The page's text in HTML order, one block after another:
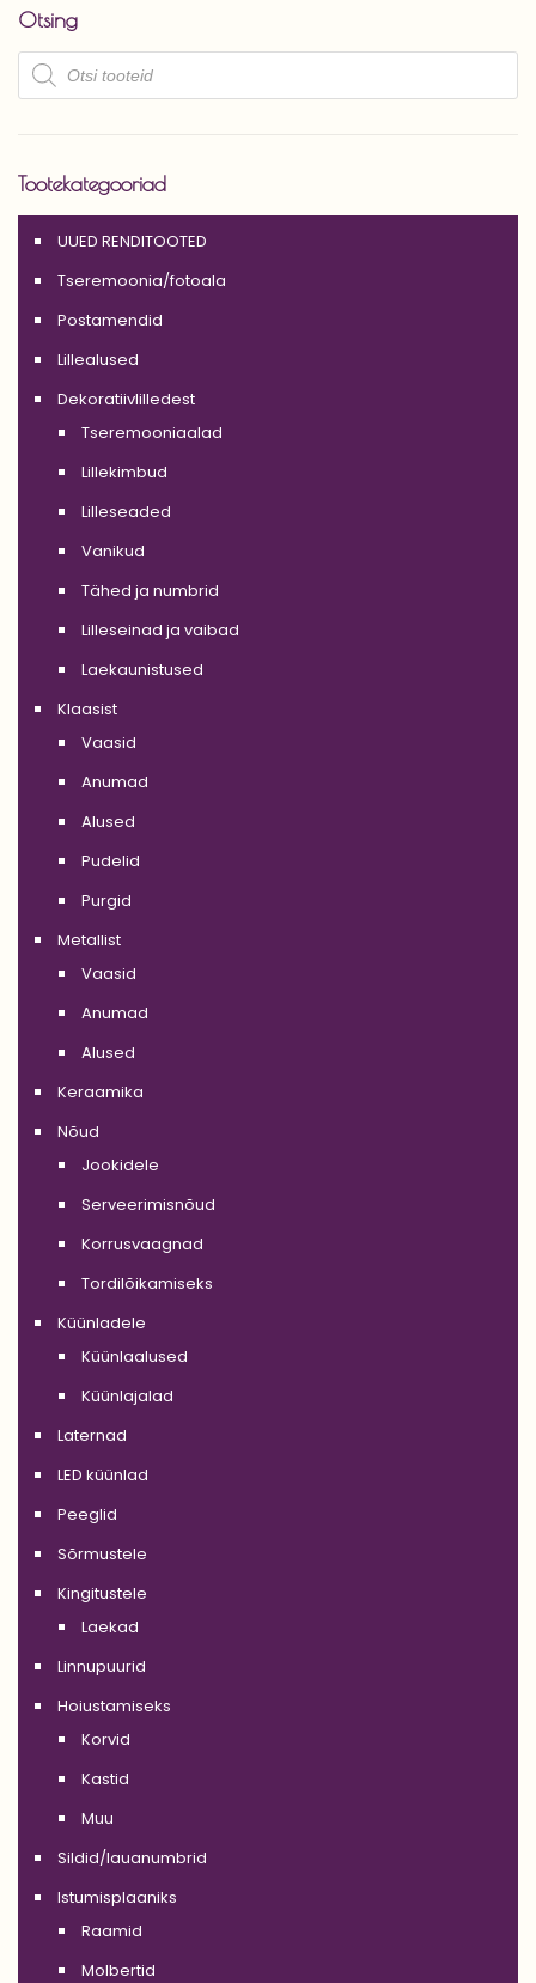
Otsing
Products
search
Tootekategooriad
UUED RENDITOOTED
Tseremoonia/fotoala
Postamendid
Lillealused
Dekoratiivlilledest
Tseremooniaalad
Lillekimbud
Lilleseaded
Vanikud
Tähed ja numbrid
Lilleseinad ja vaibad
Laekaunistused
Klaasist
Vaasid
Anumad
Alused
Pudelid
Purgid
Metallist
Vaasid
Anumad
Alused
Keraamika
Nõud
Jookidele
Serveerimisnõud
Korrusvaagnad
Tordilõikamiseks
Küünladele
Küünlaalused
Küünlajalad
Laternad
LED küünlad
Peeglid
Sõrmustele
Kingitustele
Laekad
Linnupuurid
Hoiustamiseks
Korvid
Kastid
Muu
Sildid/lauanumbrid
Istumisplaaniks
Raamid
Molbertid